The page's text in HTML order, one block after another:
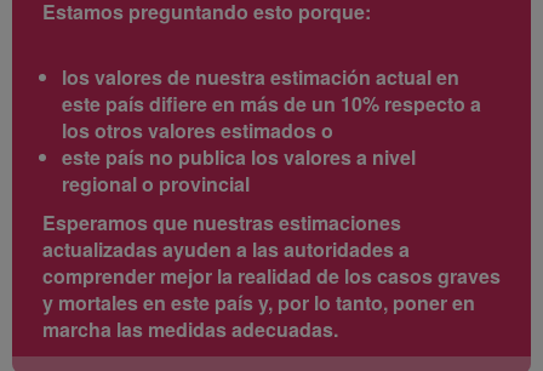
Estamos preguntando esto porque:
los valores de nuestra estimación actual en
este país difiere en más de un 10% respecto a
los otros valores estimados o
este país no publica los valores a nivel
regional o provincial
Esperamos que nuestras estimaciones
actualizadas ayuden a las autoridades a
comprender mejor la realidad de los casos graves
y mortales en este país y, por lo tanto, poner en
marcha las medidas adecuadas.